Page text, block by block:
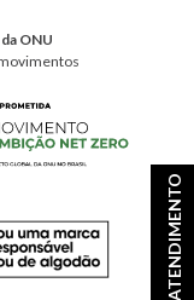
ATENDIMENTO
ONU